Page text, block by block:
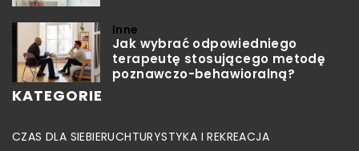
Inne
Jak wybrać odpowiedniego
terapeutę stosującego metodę
poznawczo-behawioralną?
KATEGORIE
CZAS DLA SIEBIERUCHTURYSTYKA I REKREACJA